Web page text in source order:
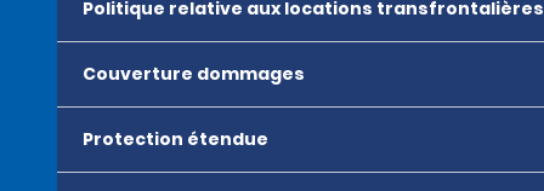
Politique relative aux locations transfrontalières
Couverture dommages
Protection étendue